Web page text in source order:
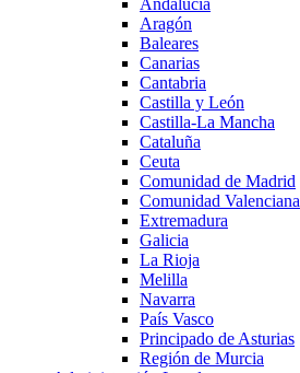
Aragón
Baleares
Canarias
Cantabria
Castilla y León
Castilla-La Mancha
Cataluña
Ceuta
Comunidad de Madrid
Comunidad Valenciana
Extremadura
Galicia
La Rioja
Melilla
Navarra
País Vasco
Principado de Asturias
Región de Murcia